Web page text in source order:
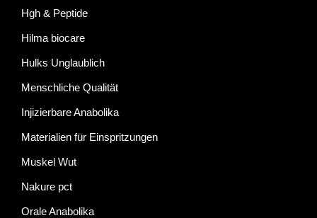
Hgh & Peptide
Hilma biocare
Hulks Unglaublich
Menschliche Qualität
Injizierbare Anabolika
Materialien für Einspritzungen
Muskel Wut
Nakure pct
Orale Anabolika